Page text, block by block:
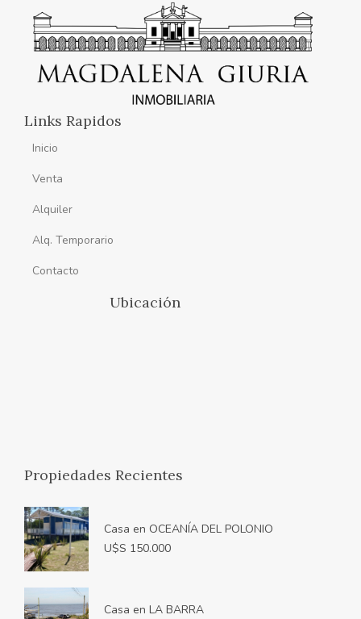
Links Rapidos
Inicio
Venta
Alquiler
Alq. Temporario
Contacto
Ubicación
Propiedades Recientes
Casa en OCEANÍA DEL POLONIO
U$S 150.000
Casa en LA BARRA